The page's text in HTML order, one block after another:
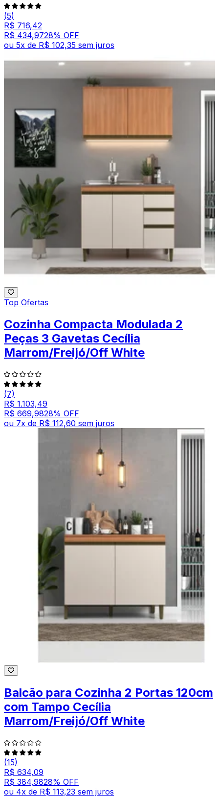
(5)
R$ 716,42
R$ 434,9728% OFF
ou 5x de R$ 102,35 sem juros
Top Ofertas
Cozinha Compacta Modulada 2
Peças 3 Gavetas Cecília
Marrom/Freijó/Off White
(7)
R$ 1.103,49
R$ 669,9828% OFF
ou 7x de R$ 112,60 sem juros
Balcão para Cozinha 2 Portas 120cm
com Tampo Cecília
Marrom/Freijó/Off White
(15)
R$ 634,09
R$ 384,9828% OFF
ou 4x de R$ 113,23 sem juros